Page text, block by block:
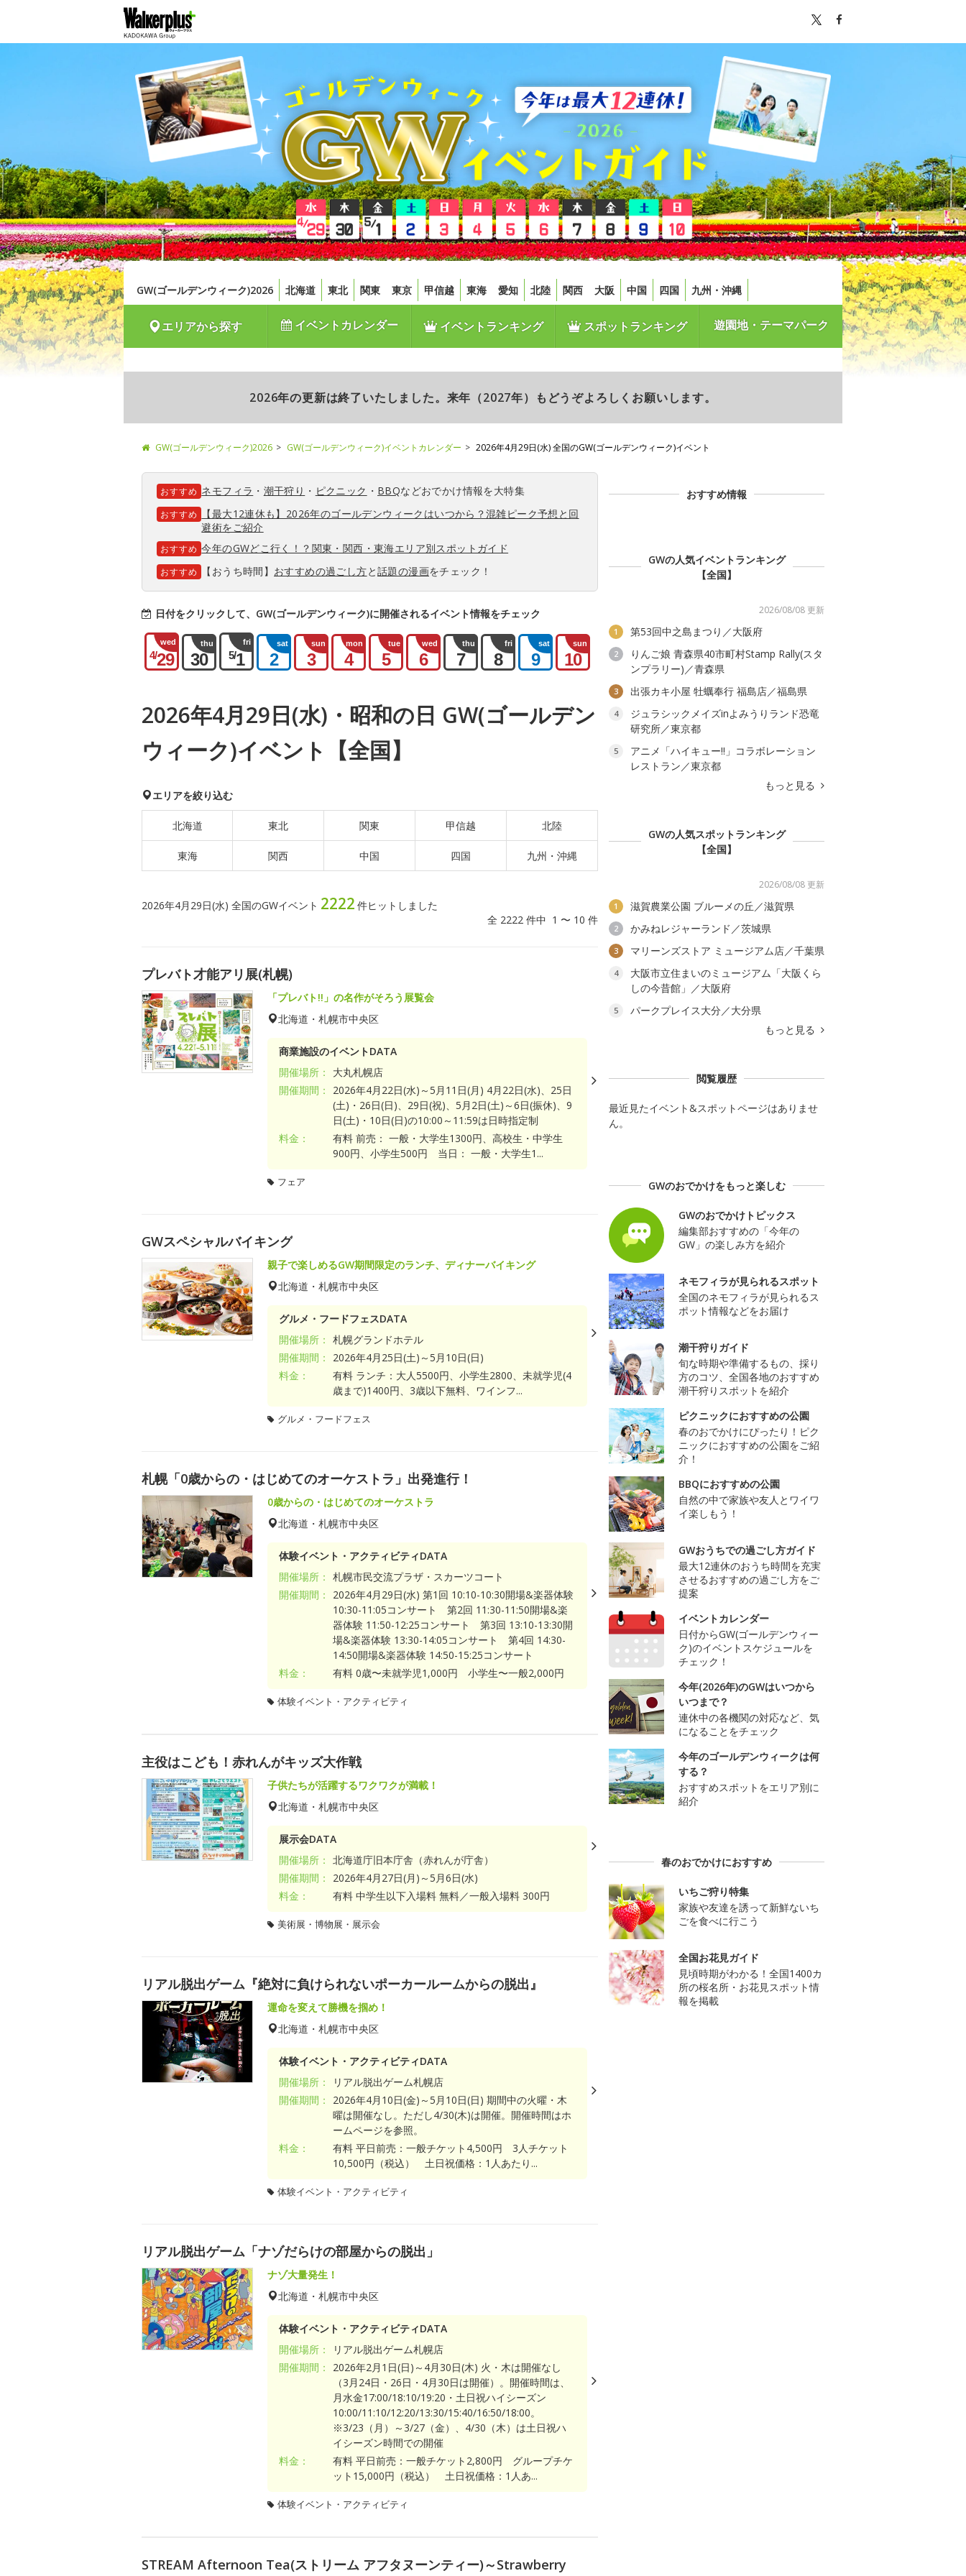
GW(ゴールデンウィーク)2026 北海道 東北 関東 東京 甲信越 東海 愛知 北陸 関西 大阪 中国 四国 九州・沖縄
エリアから探す イベントカレンダー イベントランキング スポットランキング 遊園地・テーマパーク
2026年の更新は終了いたしました。来年（2027年）もどうぞよろしくお願いします。
GW(ゴールデンウィーク)2026 GW(ゴールデンウィーク)イベントカレンダー 2026年4月29日(水) 全国のGW(ゴールデンウィーク)イベント
おすすめ ネモフィラ ・ 潮干狩り ・ ピクニック ・ BBQなどおでかけ情報を大特集
おすすめ
【最大12連休も】2026年のゴールデンウィークはいつから？混雑ピーク予想と回
避術をご紹介
おすすめ 今年のGWどこ行く！？関東・関西・東海エリア別スポットガイド
おすすめ 【おうち時間】 おすすめの過ごし方と話題の漫画をチェック！
日付をクリックして、GW(ゴールデンウィーク)に開催されるイベント情報をチェック
wed
4/29
thu
30
fri
5/1
sat
2
sun
3
mon
4
tue
5
wed
6
thu
7
fri
8
sat
9
sun
10
2026年4月29日(水)・昭和の日 GW(ゴールデン
ウィーク)イベント【全国】
エリアを絞り込む
北海道 東北 関東 甲信越 北陸
東海 関西 中国 四国 九州・沖縄
2026年4月29日(水) 全国のGWイベント 2222 件ヒットしました
全 2222 件中 1 〜 10 件
プレバト才能アリ展(札幌)
「プレバト!!」の名作がそろう展覧会
北海道・札幌市中央区
商業施設のイベントDATA
開催場所：
大丸札幌店
開催期間：
2026年4月22日(水)～5月11日(月) 4月22日(水)、25日
(土)・26日(日)、29日(祝)、5月2日(土)～6日(振休)、9
日(土)・10日(日)の10:00～11:59は日時指定制
料金：
有料 前売： 一般・大学生1300円、高校生・中学生
900円、小学生500円 当日： 一般・大学生1...
フェア
GWスペシャルバイキング
親子で楽しめるGW期間限定のランチ、ディナーバイキング
北海道・札幌市中央区
グルメ・フードフェスDATA
開催場所： 札幌グランドホテル
開催期間：
2026年4月25日(土)～5月10日(日)
料金：
有料 ランチ：大人5500円、小学生2800、未就学児(4
歳まで)1400円、3歳以下無料、ワインフ...
グルメ・フードフェス
札幌「0歳からの・はじめてのオーケストラ」出発進行！
0歳からの・はじめてのオーケストラ
北海道・札幌市中央区
体験イベント・アクティビティDATA
開催場所： 札幌市民交流プラザ・スカーツコート
開催期間：
2026年4月29日(水) 第1回 10:10-10:30開場&楽器体験
10:30-11:05コンサート 第2回 11:30-11:50開場&楽
器体験 11:50-12:25コンサート 第3回 13:10-13:30開
場&楽器体験 13:30-14:05コンサート 第4回 14:30-
14:50開場&楽器体験 14:50-15:25コンサート
料金：
有料 0歳〜未就学児1,000円 小学生〜一般2,000円
体験イベント・アクティビティ
主役はこども！赤れんがキッズ大作戦
子供たちが活躍するワクワクが満載！
北海道・札幌市中央区
展示会DATA
開催場所： 北海道庁旧本庁舎（赤れんが庁舎）
開催期間：
2026年4月27日(月)～5月6日(水)
料金：
有料 中学生以下入場料 無料／一般入場料 300円
美術展・博物展・展示会
リアル脱出ゲーム『絶対に負けられないポーカールームからの脱出』
運命を変えて勝機を掴め！
北海道・札幌市中央区
体験イベント・アクティビティDATA
開催場所：
リアル脱出ゲーム札幌店
開催期間：
2026年4月10日(金)～5月10日(日) 期間中の火曜・木
曜は開催なし。ただし4/30(木)は開催。開催時間はホ
ームページを参照。
料金：
有料 平日前売：一般チケット4,500円 3人チケット
10,500円（税込） 土日祝価格：1人あたり...
体験イベント・アクティビティ
リアル脱出ゲーム「ナゾだらけの部屋からの脱出」
ナゾ大量発生！
北海道・札幌市中央区
体験イベント・アクティビティDATA
開催場所：
リアル脱出ゲーム札幌店
開催期間：
2026年2月1日(日)～4月30日(木) 火・木は開催なし
（3月24日・26日・4月30日は開催）。開催時間は、
月水金17:00/18:10/19:20・土日祝ハイシーズン
10:00/11:10/12:20/13:30/15:40/16:50/18:00。
※3/23（月）～3/27（金）、4/30（木）は土日祝ハ
イシーズン時間での開催
料金：
有料 平日前売：一般チケット2,800円 グループチケ
ット15,000円（税込） 土日祝価格：1人あ...
体験イベント・アクティビティ
STREAM Afternoon Tea(ストリーム アフタヌーンティー)～Strawberry
おすすめ情報
GWの人気イベントランキング
【全国】
2026/08/08 更新
1 第53回中之島まつり／大阪府
2
りんご娘 青森県40市町村Stamp Rally(スタ
ンプラリー)／青森県
3 出張カキ小屋 牡蠣奉行 福島店／福島県
4
ジュラシックメイズinよみうりランド恐竜
研究所／東京都
5
アニメ「ハイキュー!!」コラボレーション
レストラン／東京都
もっと見る
GWの人気スポットランキング
【全国】
2026/08/08 更新
1 滋賀農業公園 ブルーメの丘／滋賀県
2 かみねレジャーランド／茨城県
3 マリーンズストア ミュージアム店／千葉県
4
大阪市立住まいのミュージアム「大阪くら
しの今昔館」／大阪府
5
パークプレイス大分／大分県
もっと見る
閲覧履歴
最近見たイベント&スポットページはありませ
ん。
GWのおでかけをもっと楽しむ
GWのおでかけトピックス
編集部おすすめの「今年の
GW」の楽しみ方を紹介
ネモフィラが見られるスポット
全国のネモフィラが見られるス
ポット情報などをお届け
潮干狩りガイド
旬な時期や準備するもの、採り
方のコツ、全国各地のおすすめ
潮干狩りスポットを紹介
ピクニックにおすすめの公園
春のおでかけにぴったり！ピク
ニックにおすすめの公園をご紹
介！
BBQにおすすめの公園
自然の中で家族や友人とワイワ
イ楽しもう！
GWおうちでの過ごし方ガイド
最大12連休のおうち時間を充実
させるおすすめの過ごし方をご
提案
イベントカレンダー
日付からGW(ゴールデンウィー
ク)のイベントスケジュールを
チェック！
今年(2026年)のGWはいつから
いつまで？
連休中の各機関の対応など、気
になることをチェック
今年のゴールデンウィークは何
する？
おすすめスポットをエリア別に
紹介
春のおでかけにおすすめ
いちご狩り特集
家族や友達を誘って新鮮ないち
ごを食べに行こう
全国お花見ガイド
見頃時期がわかる！全国1400カ
所の桜名所・お花見スポット情
報を掲載